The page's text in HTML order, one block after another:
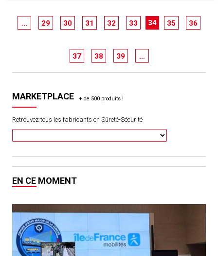
… 29 30 31 32 33 34 35 36
37 38 39 …
MARKETPLACE
Retrouvez tous les fabricants en Sûreté-Sécurité
EN CE MOMENT